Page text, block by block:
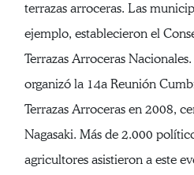
terrazas arroceras. Las
ejemplo, establecieron el
Terrazas Arroceras
organizó la 14a Reunión
Terrazas Arroceras en 2008,
Nagasaki. Más de 2.000
agricultores asistieron a este